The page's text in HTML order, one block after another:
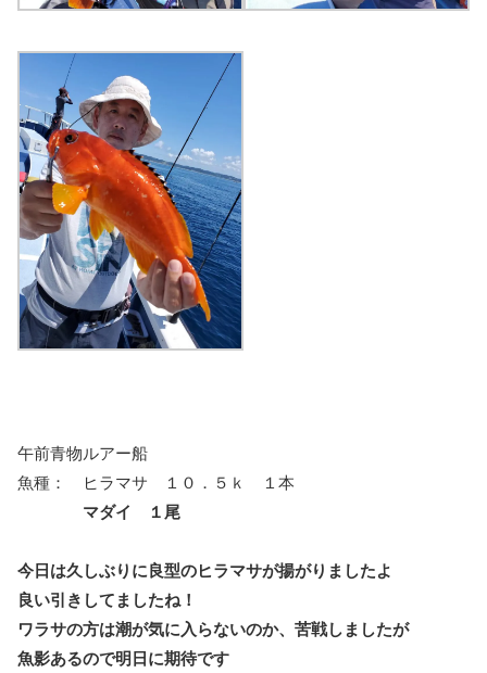
午前青物ルアー船
魚種： ヒラマサ １０．５ｋ １本
マダイ １尾
今日は久しぶりに良型のヒラマサが揚がりましたよ
良い引きしてましたね！
ワラサの方は潮が気に入らないのか、苦戦しましたが
魚影あるので明日に期待です